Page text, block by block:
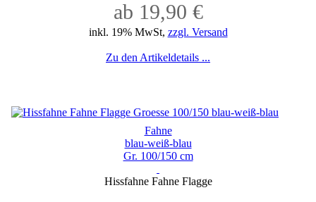
ab 19,90 €
inkl. 19% MwSt, zzgl. Versand
Zu den Artikeldetails ...
Fahne
blau-weiß-blau
Gr. 100/150 cm
Hissfahne Fahne Flagge